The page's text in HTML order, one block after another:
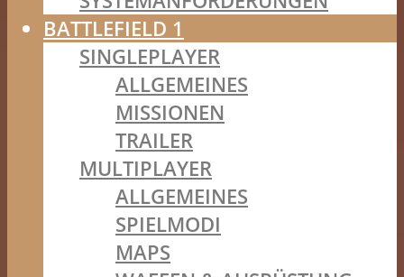
BATTLEFIELD 1
SINGLEPLAYER
ALLGEMEINES
MISSIONEN
TRAILER
MULTIPLAYER
ALLGEMEINES
SPIELMODI
MAPS